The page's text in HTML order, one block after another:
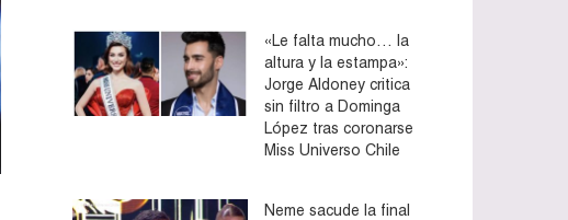
«Le falta mucho… la
altura y la estampa»:
Jorge Aldoney critica
sin filtro a Dominga
López tras coronarse
Miss Universo Chile
Neme sacude la final